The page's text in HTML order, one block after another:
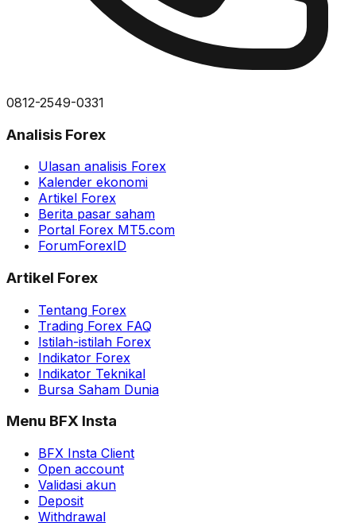
0812-2549-0331
Analisis Forex
Ulasan analisis Forex
Kalender ekonomi
Artikel Forex
Berita pasar saham
Portal Forex MT5.com
ForumForexID
Artikel Forex
Tentang Forex
Trading Forex FAQ
Istilah-istilah Forex
Indikator Forex
Indikator Teknikal
Bursa Saham Dunia
Menu BFX Insta
BFX Insta Client
Open account
Validasi akun
Deposit
Withdrawal